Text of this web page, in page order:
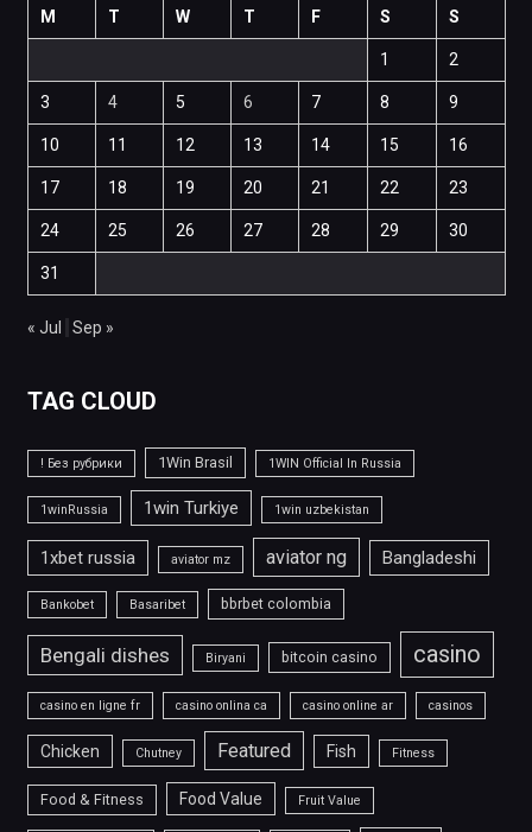
M T W T F S S
1 2
3 4 5 6 7 8 9
10 11 12 13 14 15 16
17 18 19 20 21 22 23
24 25 26 27 28 29 30
31
« Jul Sep »
TAG CLOUD
! Без рубрики 1Win Brasil 1WIN Official In Russia
1winRussia 1win Turkiye 1win uzbekistan
1xbet russia aviator mz aviator ng Bangladeshi
Bankobet Basaribet bbrbet colombia
Bengali dishes Biryani bitcoin casino casino
casino en ligne fr casino onlina ca casino online ar casinos
Chicken Chutney Featured Fish Fitness
Food & Fitness Food Value Fruit Value